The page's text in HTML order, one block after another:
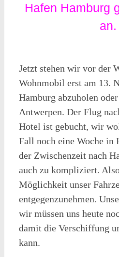
Hafen Hamburg
an.
Jetzt stehen wir vor der
Wohnmobil erst am 13.
Hamburg abzuholen
Antwerpen. Der Flug
Hotel ist gebucht, wir
Fall noch eine Woche in
der Zwischenzeit nach
auch zu kompliziert.
Möglichkeit unser
entgegenzunehmen.
wir müssen uns heute
damit die Verschiffung
kann.